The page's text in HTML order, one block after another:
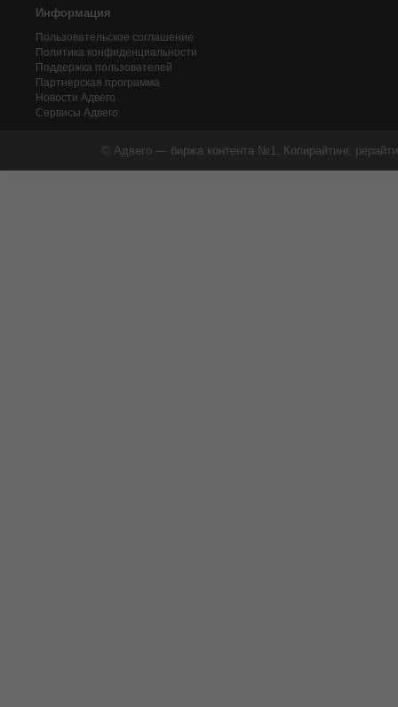
Информация
Пользовательское соглашение
Политика конфиденциальности
Поддержка пользователей
Партнерская программа
Новости Адвего
Сервисы Адвего
© Адвего — биржа контента №1. Копирайтинг,